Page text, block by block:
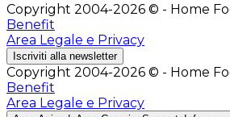
Copyright 2004-2026 © - Home
Benefit
Area Legale e Privacy
Iscriviti alla newsletter
Copyright 2004-2026 © - Home
Benefit
Area Legale e Privacy